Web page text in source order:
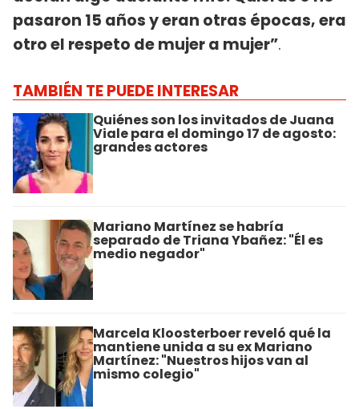
pasaron 15 años y eran otras épocas, era
otro el respeto de mujer a mujer”.
TAMBIÉN TE PUEDE INTERESAR
Quiénes son los invitados de Juana
Viale para el domingo 17 de agosto:
grandes actores
Mariano Martínez se habría
separado de Triana Ybañez: "Él es
medio negador"
Marcela Kloosterboer reveló qué la
mantiene unida a su ex Mariano
Martínez: "Nuestros hijos van al
mismo colegio"